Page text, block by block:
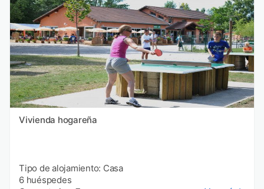
Vivienda hogareña
Tipo de alojamiento: Casa
6 huéspedes